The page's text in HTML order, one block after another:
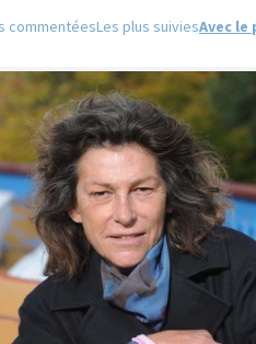
commentéesLes plus suiviesAvec le